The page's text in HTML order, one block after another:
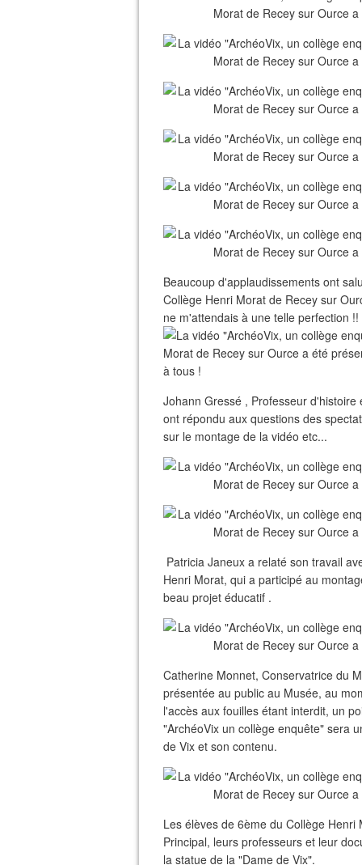
Beaucoup d'applaudissements ont
Collège Henri Morat de Recey sur
ne m'attendais à une telle perfection !!
à tous !
Johann Gressé , Professeur
ont répondu aux questions des
sur le montage de la vidéo etc...
Patricia Janeux a relaté son travail
Henri Morat, qui a participé au
beau projet éducatif .
Catherine Monnet, Conservatrice du
présentée au public au Musée, au
l'accès aux fouilles étant interdit, un
"ArchéoVix un collège enquête" sera
de Vix et son contenu.
Les élèves de 6ème du Collège
Principal, leurs professeurs et leur
la statue de la "Dame de Vix".